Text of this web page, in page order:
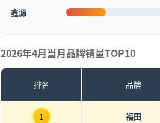
鑫源
2026年4月当月品牌销量TOP10
排名 品牌
1 福田